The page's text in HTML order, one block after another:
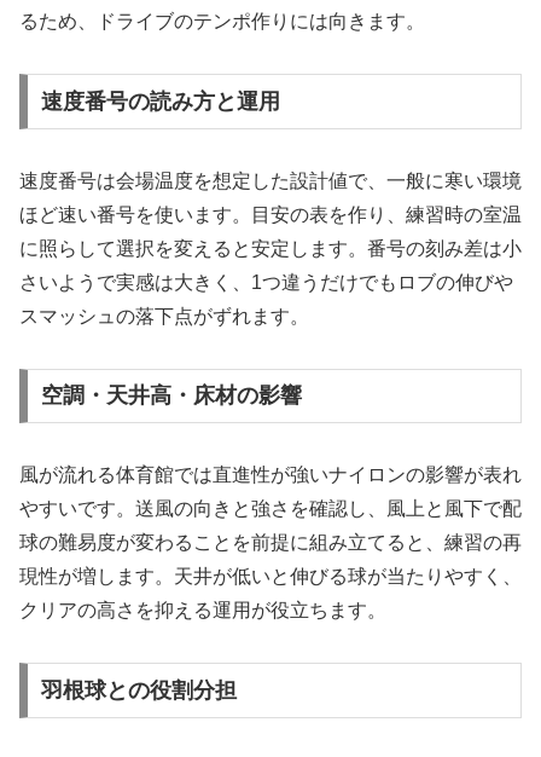
るため、ドライブのテンポ作りには向きます。
速度番号の読み方と運用
速度番号は会場温度を想定した設計値で、一般に寒い環境
ほど速い番号を使います。目安の表を作り、練習時の室温
に照らして選択を変えると安定します。番号の刻み差は小
さいようで実感は大きく、1つ違うだけでもロブの伸びや
スマッシュの落下点がずれます。
空調・天井高・床材の影響
風が流れる体育館では直進性が強いナイロンの影響が表れ
やすいです。送風の向きと強さを確認し、風上と風下で配
球の難易度が変わることを前提に組み立てると、練習の再
現性が増します。天井が低いと伸びる球が当たりやすく、
クリアの高さを抑える運用が役立ちます。
羽根球との役割分担